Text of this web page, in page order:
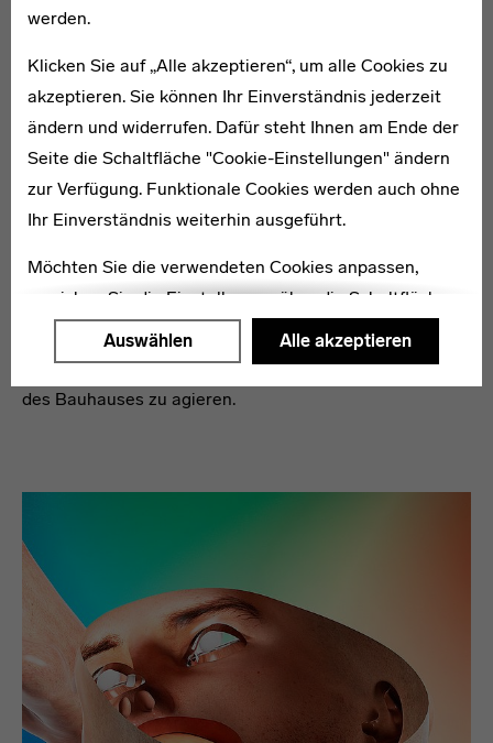
werden.
Klicken Sie auf „Alle akzeptieren“, um alle Cookies zu
akzeptieren. Sie können Ihr Einverständnis jederzeit
ändern und widerrufen. Dafür steht Ihnen am Ende der
Seite die Schaltfläche "Cookie-Einstellungen" ändern
zur Verfügung. Funktionale Cookies werden auch ohne
Ihr Einverständnis weiterhin ausgeführt.
Möchten Sie die verwendeten Cookies anpassen,
erreichen Sie die Einstellungen über die Schaltfläche
"Auswählen".
Datenschutzerklärungoder dem
Auswählen Alle akzeptieren
REALITY ART IN DER DIGITALEN SPHÄRE
15 Millionen Minuten Ruhm
Inmitten einer Ära hypermedialer Vernetzung vollzieht
auch die Kunst einen grundlegenden Wandel.
werden auch in Zukunft nicht einfach verschwinden –
Definition der Bühne zu revolutionieren. Ein Blick in die
Werkstatt der Reality Art und ihren Anspruch, im Geiste
des Bauhauses zu agieren.